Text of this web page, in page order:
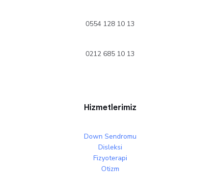
0554 128 10 13
0212 685 10 13
Hizmetlerimiz
Down Sendromu
Disleksi
Fizyoterapi
Otizm